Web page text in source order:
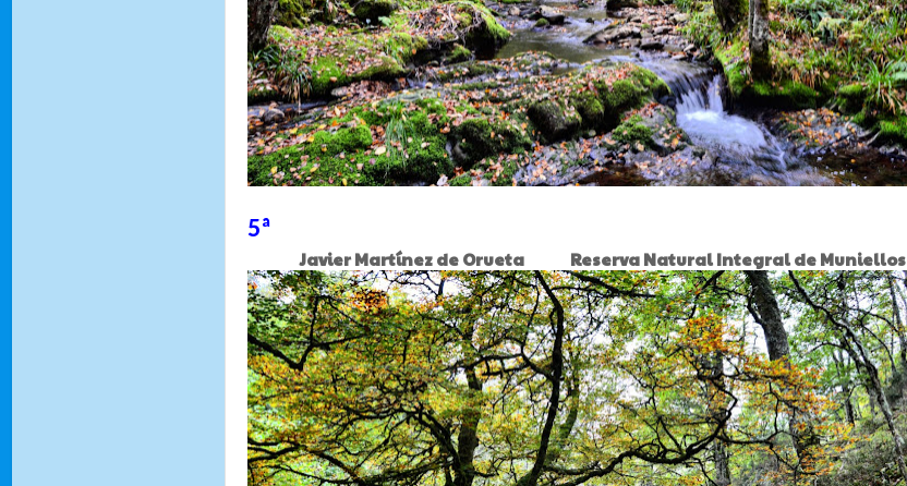
5ª
Javier Martínez de Orueta Reserva Natural Integral de Muniellos